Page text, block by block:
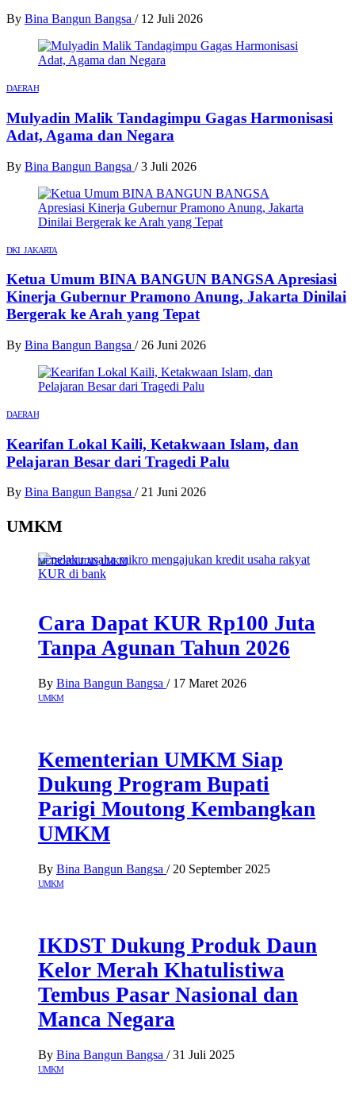
By Bina Bangun Bangsa / 12 Juli 2026
DAERAH
Mulyadin Malik Tandagimpu Gagas Harmonisasi
Adat, Agama dan Negara
By Bina Bangun Bangsa / 3 Juli 2026
DKI JAKARTA
Ketua Umum BINA BANGUN BANGSA Apresiasi
Kinerja Gubernur Pramono Anung, Jakarta Dinilai
Bergerak ke Arah yang Tepat
By Bina Bangun Bangsa / 26 Juni 2026
DAERAH
Kearifan Lokal Kaili, Ketakwaan Islam, dan
Pelajaran Besar dari Tragedi Palu
By Bina Bangun Bangsa / 21 Juni 2026
UMKM
METROPOLITAN UMKM
Cara Dapat KUR Rp100 Juta
Tanpa Agunan Tahun 2026
By Bina Bangun Bangsa / 17 Maret 2026
UMKM
Kementerian UMKM Siap
Dukung Program Bupati
Parigi Moutong Kembangkan
UMKM
By Bina Bangun Bangsa / 20 September 2025
UMKM
IKDST Dukung Produk Daun
Kelor Merah Khatulistiwa
Tembus Pasar Nasional dan
Manca Negara
By Bina Bangun Bangsa / 31 Juli 2025
UMKM